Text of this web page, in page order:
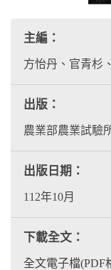
主編：
方怡丹、官青杉
出版：
農業部農業試驗
出版日期：
112年10月
下載全文：
全文電子檔(PDF